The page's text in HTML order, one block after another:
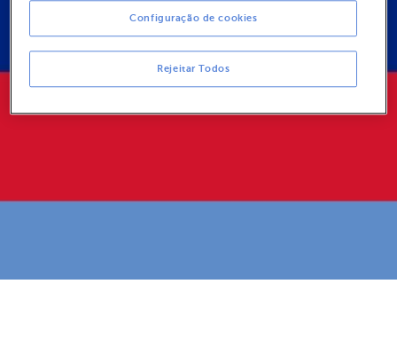
Rejeitar Todos
Configuração de cookies